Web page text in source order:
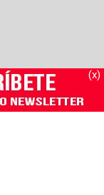
(x)
los derechos